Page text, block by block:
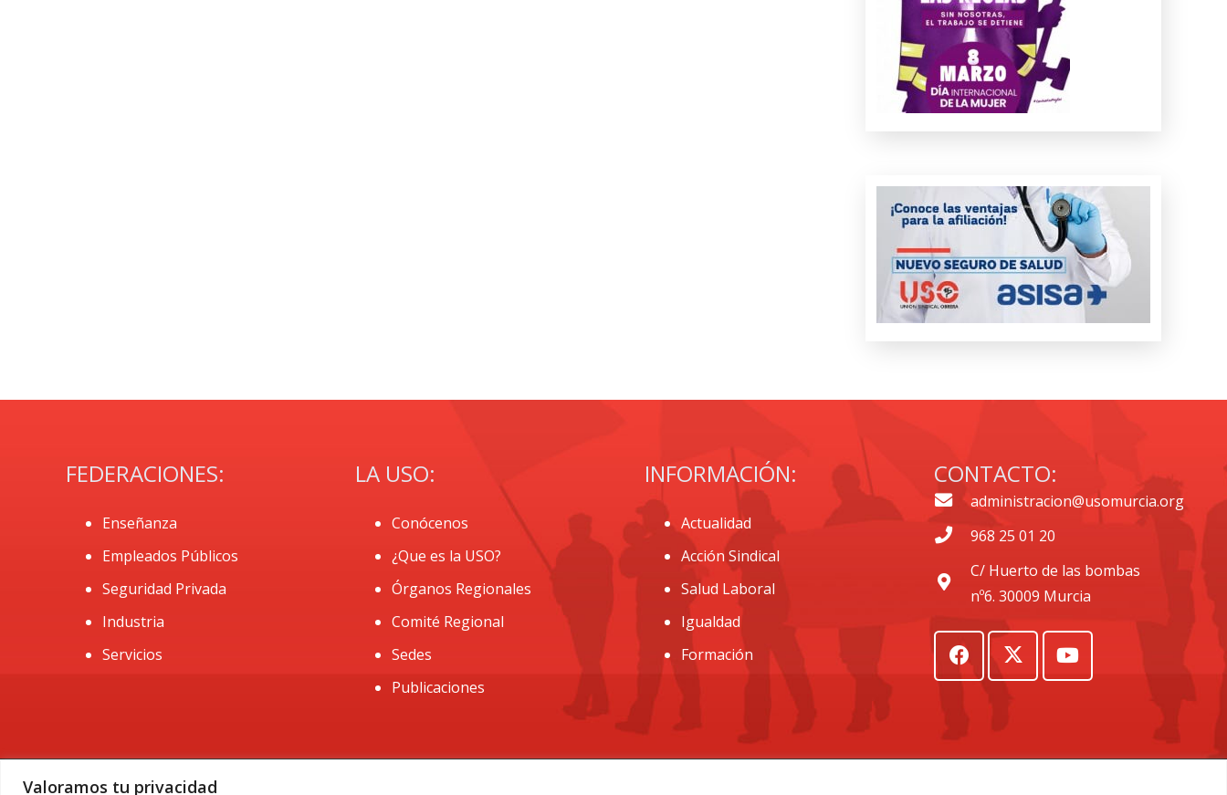
Valoramos tu privacidad
FEDERACIONES:
Enseñanza
Empleados Públicos
Seguridad Privada
Industria
Servicios
LA USO:
Conócenos
¿Que es la USO?
Órganos Regionales
Comité Regional
Sedes
Publicaciones
INFORMACIÓN:
Actualidad
Acción Sindical
Salud Laboral
Igualdad
Formación
CONTACTO:
administracion@usomurcia.org
968 25 01 20
C/ Huerto de las bombas
nº6. 30009 Murcia